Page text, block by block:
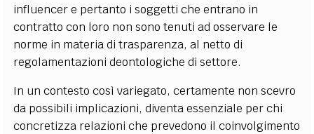
influencer e pertanto i soggetti che entrano in
contratto con loro non sono tenuti ad osservare le
norme in materia di trasparenza, al netto di
regolamentazioni deontologiche di settore.
In un contesto così variegato, certamente non scevro
da possibili implicazioni, diventa essenziale per chi
concretizza relazioni che prevedono il coinvolgimento